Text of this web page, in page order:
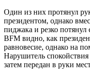
Один из них протянул
президентом, однако
пиджака и резко потянул
BFM видно, как
равновесие, однако на
Нарушитель
затем передан в руки